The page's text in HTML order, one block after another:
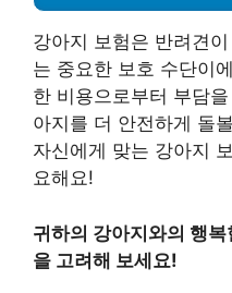
강아지 보험은 반려견
는 중요한 보호 수단이
한 비용으로부터 부담
아지를 더 안전하게 돌
자신에게 맞는 강아지
요해요!
귀하의 강아지와의 행
을 고려해 보세요!